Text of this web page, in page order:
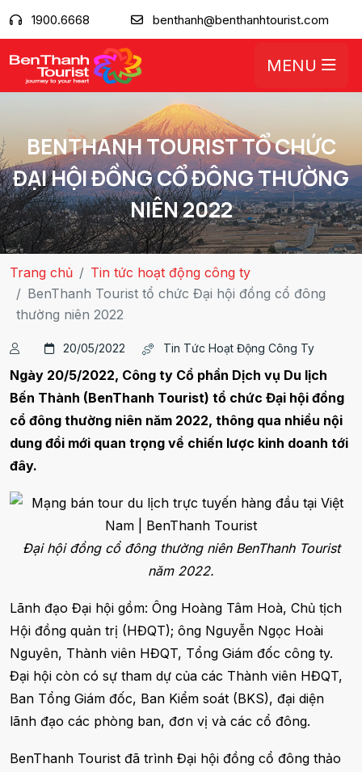
1900.6668 benthanh@benthanhtourist.com
MENU
BENTHANH TOURIST TỔ CHỨC
ĐẠI HỘI ĐỒNG CỔ ĐÔNG THƯỜNG
NIÊN 2022
Trang chủ
Tin tức hoạt động công ty
BenThanh Tourist tổ chức Đại hội đồng cổ đông
thường niên 2022
20/05/2022 Tin Tức Hoạt Động Công Ty
Ngày 20/5/2022, Công ty Cổ phần Dịch vụ Du lịch
Bến Thành (BenThanh Tourist) tổ chức Đại hội đồng
cổ đông thường niên năm 2022, thông qua nhiều nội
dung đổi mới quan trọng về chiến lược kinh doanh tới
đây.
Đại hội đồng cổ đông thường niên BenThanh Tourist
năm 2022.
Lãnh đạo Đại hội gồm: Ông Hoàng Tâm Hoà, Chủ tịch
Hội đồng quản trị (HĐQT); ông Nguyễn Ngọc Hoài
Nguyên, Thành viên HĐQT, Tổng Giám đốc công ty.
Đại hội còn có sự tham dự của các Thành viên HĐQT,
Ban Tổng Giám đốc, Ban Kiểm soát (BKS), đại diện
lãnh đạo các phòng ban, đơn vị và các cổ đông.
BenThanh Tourist đã trình Đại hội đồng cổ đông thảo